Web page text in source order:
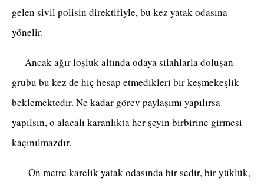
gelen sivil polisin direktifiyle, bu kez yatak odasına
yönelir.
Ancak ağır loşluk altında odaya silahlarla doluşan
grubu bu kez de hiç hesap etmedikleri bir keşmekeşlik
beklemektedir. Ne kadar görev paylaşımı yapılırsa
yapılsın, o alacalı karanlıkta her şeyin birbirine girmesi
kaçınılmazdır.
On metre karelik yatak odasında bir sedir, bir yüklük,